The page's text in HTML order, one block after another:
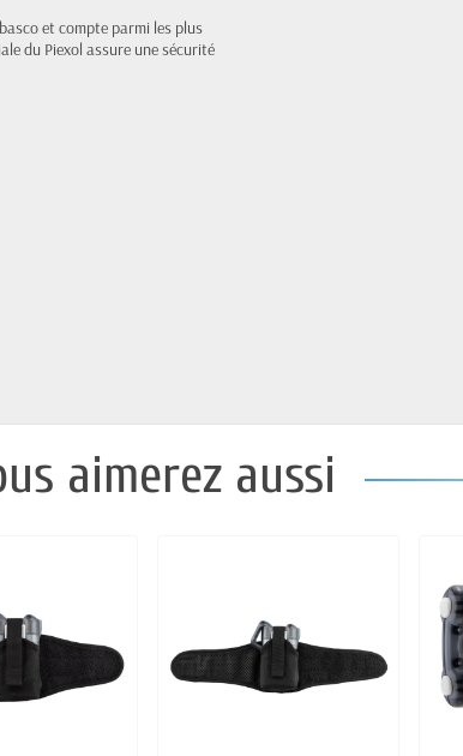
et compte parmi les plus
du Piexol assure une sécurité
aimerez aussi